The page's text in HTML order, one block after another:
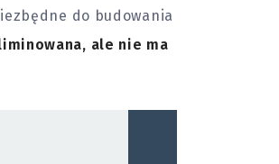
do budowania
ale nie ma